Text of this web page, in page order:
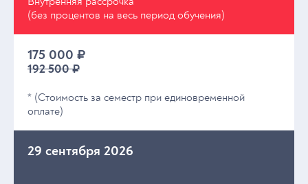
(без процентов на весь период обучения)
175 000 ₽
192 500 ₽
* (Стоимость за семестр при единовременной
оплате)
29 сентября 2026